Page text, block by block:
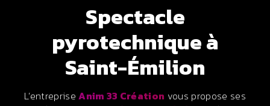
spectacle
pyrotechnique à
Saint-Émilion
L’entrepriseAnim 33 Création vous propose ses